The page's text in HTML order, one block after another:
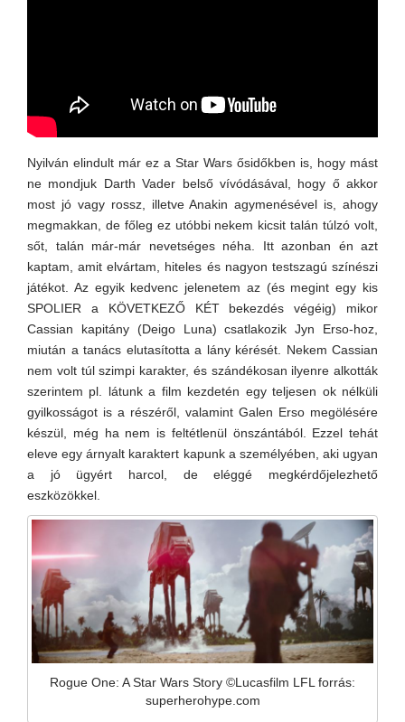
Nyilván elindult már ez a Star Wars ősidőkben is, hogy mást
ne mondjuk Darth Vader belső vívódásával, hogy ő akkor
most jó vagy rossz, illetve Anakin agymenésével is, ahogy
megmakkan, de főleg ez utóbbi nekem kicsit talán túlzó volt,
sőt, talán már-már nevetséges néha. Itt azonban én azt
kaptam, amit elvártam, hiteles és nagyon testszagú színészi
játékot. Az egyik kedvenc jelenetem az (és megint egy kis
SPOLIER a KÖVETKEZŐ KÉT bekezdés végéig) mikor
Cassian kapitány (Deigo Luna) csatlakozik Jyn Erso-hoz,
miután a tanács elutasította a lány kérését. Nekem Cassian
nem volt túl szimpi karakter, és szándékosan ilyenre alkották
szerintem pl. látunk a film kezdetén egy teljesen ok nélküli
gyilkosságot is a részéről, valamint Galen Erso megölésére
készül, még ha nem is feltétlenül önszántából. Ezzel tehát
eleve egy árnyalt karaktert kapunk a személyében, aki ugyan
a jó ügyért harcol, de eléggé megkérdőjelezhető
eszközökkel.
Rogue One: A Star Wars Story ©Lucasfilm LFL forrás:
superherohype.com